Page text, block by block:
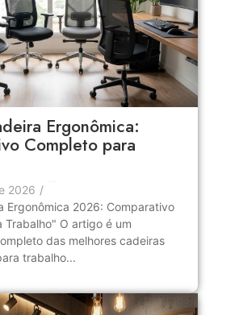
Ergonômica:
Completo para
2026 /
Ergonômica 2026: Comparativo
Trabalho" O artigo é um
das melhores cadeiras
trabalho...